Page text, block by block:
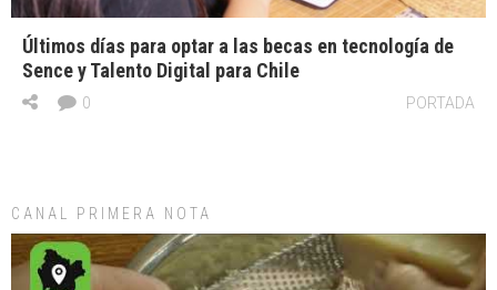
Últimos días para optar a las becas en tecnología de
Sence y Talento Digital para Chile
PORTADA
0
CANAL PRIMERA NOTA